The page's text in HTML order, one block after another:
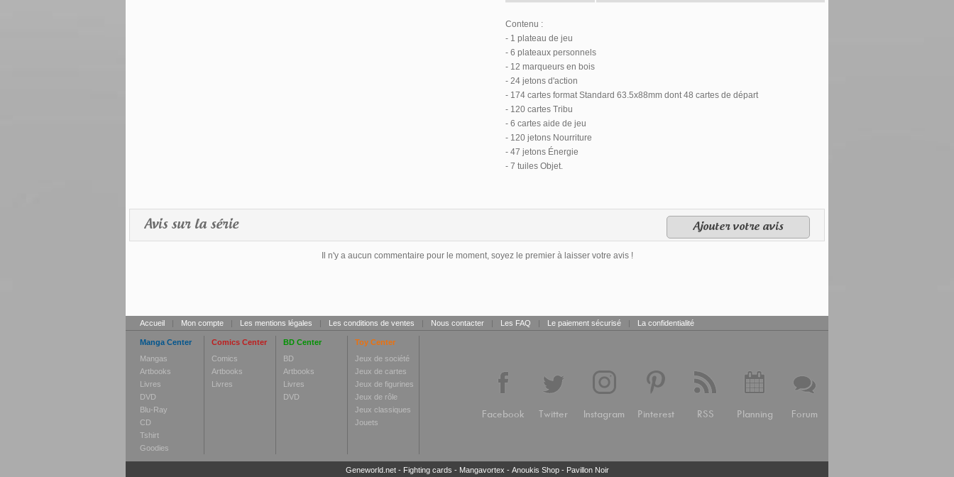
Contenu :
- 1 plateau de jeu
- 6 plateaux personnels
- 12 marqueurs en bois
- 24 jetons d'action
- 174 cartes format Standard 63.5x88mm dont 48 cartes de départ
- 120 cartes Tribu
- 6 cartes aide de jeu
- 120 jetons Nourriture
- 47 jetons Énergie
- 7 tuiles Objet.
Avis sur la série Ajouter votre avis
Il n'y a aucun commentaire pour le moment, soyez le premier à laisser votre avis !
Accueil | Mon compte | Les mentions légales | Les conditions de ventes | Nous contacter | Les FAQ | Le paiement sécurisé | La confidentialité
Manga Center
Mangas
Artbooks
Livres
DVD
Blu-Ray
CD
Tshirt
Goodies
Comics Center
Comics
Artbooks
Livres
BD Center
BD
Artbooks
Livres
DVD
Toy Center
Jeux de société
Jeux de cartes
Jeux de figurines
Jeux de rôle
Jeux classiques
Jouets
Facebook Twitter Instagram Pinterest RSS Planning Forum
Geneworld.net- Fighting cards - Mangavortex - Anoukis Shop- Pavillon Noir